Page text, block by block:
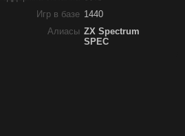
Игр в базе 1440
Алиасы ZX Spectrum
SPEC